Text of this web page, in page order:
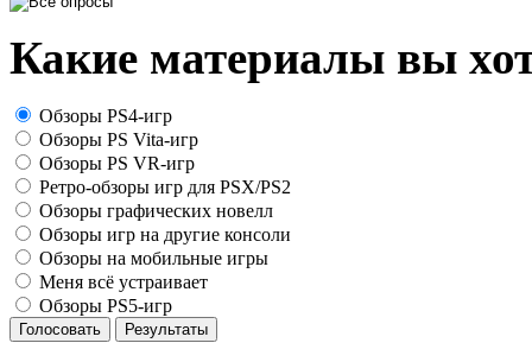
Какие материалы вы
Обзоры PS4-игр
Обзоры PS Vita-игр
Обзоры PS VR-игр
Ретро-обзоры игр для PSX/PS2
Обзоры графических новелл
Обзоры игр на другие консоли
Обзоры на мобильные игры
Меня всё устраивает
Обзоры PS5-игр
Голосовать Результаты